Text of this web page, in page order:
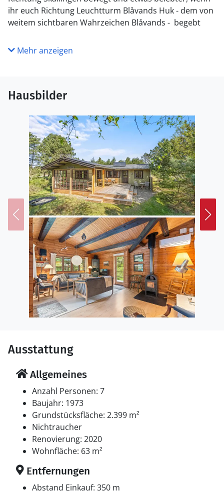
ihr euch Richtung Leuchtturm Blåvands Huk - dem von
weitem sichtbaren Wahrzeichen Blåvands - begebt
Mehr anzeigen
Hausbilder
Ausstattung
Allgemeines
Anzahl Personen: 7
Baujahr: 1973
Grundstücksfläche: 2.399 m²
Nichtraucher
Renovierung: 2020
Wohnfläche: 63 m²
Entfernungen
Abstand Einkauf: 350 m